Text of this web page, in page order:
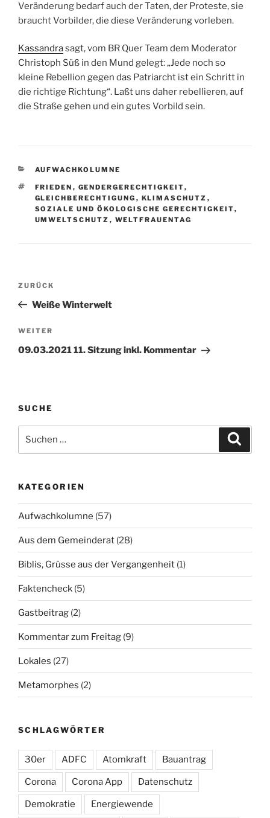
Veränderung bedarf auch der Taten, der Proteste, sie
braucht Vorbilder, die diese Veränderung vorleben.
Kassandrasagt, vom BR Quer Team dem Moderator
Christoph Süß in den Mund gelegt: „Jede noch so
kleine Rebellion gegen das Patriarcht ist ein Schritt in
die richtige Richtung“. Laßt uns daher rebellieren, auf
die Straße gehen und ein gutes Vorbild sein.
KATEGORIEN
AUFWACHKOLUMNE
SCHLAGWÖRTER
FRIEDEN , GENDERGERECHTIGKEIT,
GLEICHBERECHTIGUNG , KLIMASCHUTZ ,
SOZIALE UND ÖKOLOGISCHE GERECHTIGKEIT,
UMWELTSCHUTZ , WELTFRAUENTAG
Beitragsnavigation
Vorheriger
Beitrag
ZURÜCK
Weiße Winterwelt
Nächster
Beitrag
WEITER
09.03.2021 11. Sitzung inkl. Kommentar
SUCHE
nach:
KATEGORIEN
Aufwachkolumne (57)
Aus dem Gemeinderat (28)
Biblis, Grüsse aus der Vergangenheit (1)
Faktencheck (5)
Gastbeitrag (2)
Kommentar zum Freitag (9)
Lokales (27)
Metamorphes (2)
SCHLAGWÖRTER
30er ADFC Atomkraft Bauantrag
Corona Corona App Datenschutz
Demokratie Energiewende